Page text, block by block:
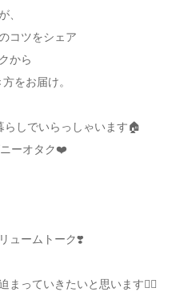
コツをシェア
から
をお届け。
しでいらっしゃいます🏠
ーオタク❤️
ュームトーク❣️
まっていきたいと思います🙋‍♀️